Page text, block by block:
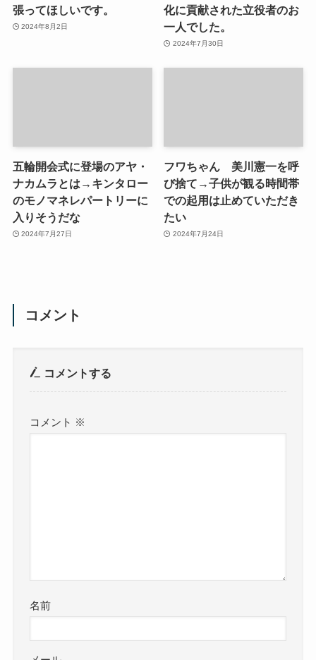
張ってほしいです。
2024年8月2日
化に貢献された立役者のお
一人でした。
2024年7月30日
五輪開会式に登場のアヤ・
ナカムラとは→キンタロー
のモノマネレパートリーに
入りそうだな
2024年7月27日
フワちゃん 美川憲一を呼
び捨て→子供が観る時間帯
での起用は止めていただき
たい
2024年7月24日
コメント
コメントする
コメント ※
名前